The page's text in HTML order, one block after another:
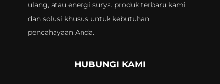
ulang, atau energi surya. produk terbaru kami
dan solusi khusus untuk kebutuhan
pencahayaan Anda.
HUBUNGI KAMI